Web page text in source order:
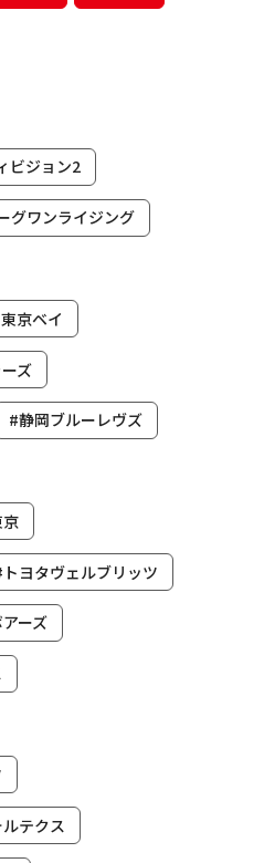
ビジョン2
グワンライジング
京ベイ
ズ
#静岡ブルーレヴズ
ヨタヴェルブリッツ
ーズ
テクス